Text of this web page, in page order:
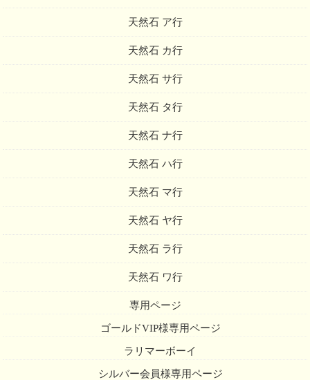
天然石 ア行
天然石 カ行
天然石 サ行
天然石 タ行
天然石 ナ行
天然石 ハ行
天然石 マ行
天然石 ヤ行
天然石 ラ行
天然石 ワ行
専用ページ
ゴールドVIP様専用ページ
ラリマーボーイ
シルバー会員様専用ページ